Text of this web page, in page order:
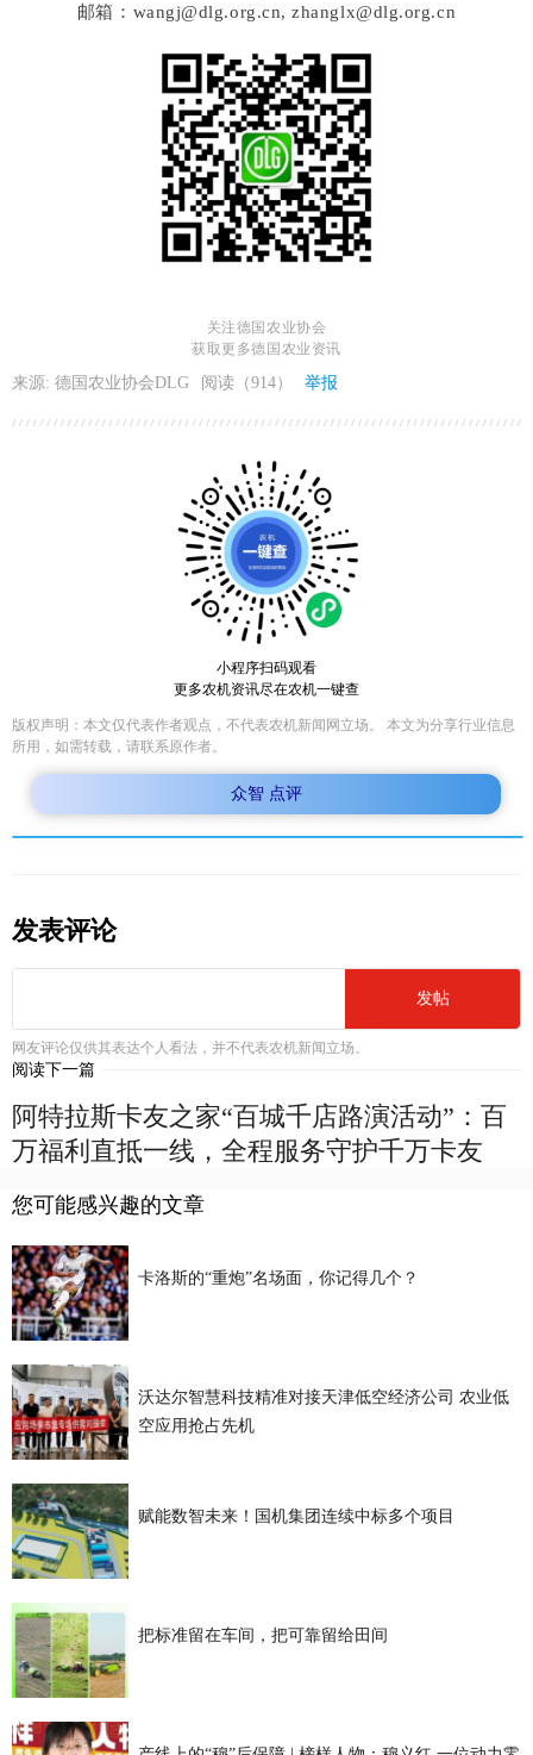
邮箱：wangj@dlg.org.cn, zhanglx@dlg.org.cn
关注德国农业协会
获取更多德国农业资讯
来源: 德国农业协会DLG 阅读（914） 举报
小程序扫码观看
更多农机资讯尽在农机一键查
版权声明：本文仅代表作者观点，不代表农机新闻网立场。 本文为分享行业信息
所用，如需转载，请联系原作者。
众智 点评
发表评论
发帖
网友评论仅供其表达个人看法，并不代表农机新闻立场。
阅读下一篇
阿特拉斯卡友之家“百城千店路演活动”：百
万福利直抵一线，全程服务守护千万卡友
您可能感兴趣的文章
卡洛斯的“重炮”名场面，你记得几个？
沃达尔智慧科技精准对接天津低空经济公司 农业低
空应用抢占先机
赋能数智未来！国机集团连续中标多个项目
把标准留在车间，把可靠留给田间